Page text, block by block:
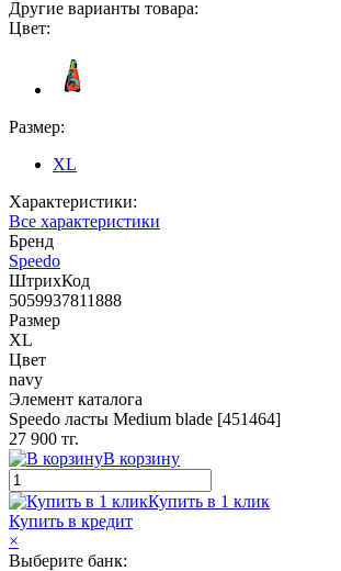
Другие варианты товара:
Цвет:
Размер:
XL
Характеристики:
Все характеристики
Бренд
Speedo
ШтрихКод
5059937811888
Размер
XL
Цвет
navy
Элемент каталога
Speedo ласты Medium blade [451464]
27 900 тг.
В корзину
Купить в 1 клик
Купить в кредит
×
Выберите банк: